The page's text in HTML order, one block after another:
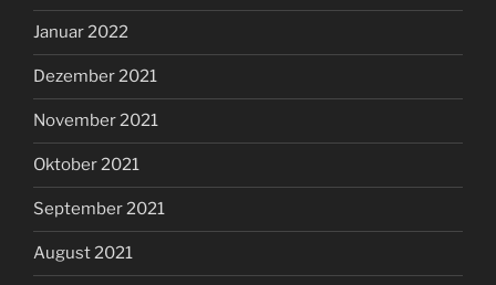
Januar 2022
Dezember 2021
November 2021
Oktober 2021
September 2021
August 2021